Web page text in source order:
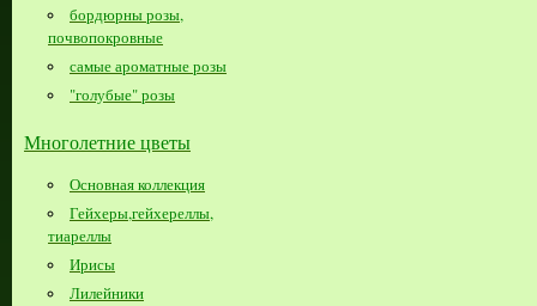
бордюрны розы,
почвопокровные
самые ароматные розы
"голубые" розы
Многолетние цветы
Основная коллекция
Гейхеры,гейхереллы,
тиареллы
Ирисы
Лилейники